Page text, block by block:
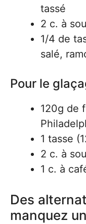
tassé
2 c. à
1/4 de
salé,
Pour le
120g de
1 tasse
2 c. à
1 c. à
Des
manquez